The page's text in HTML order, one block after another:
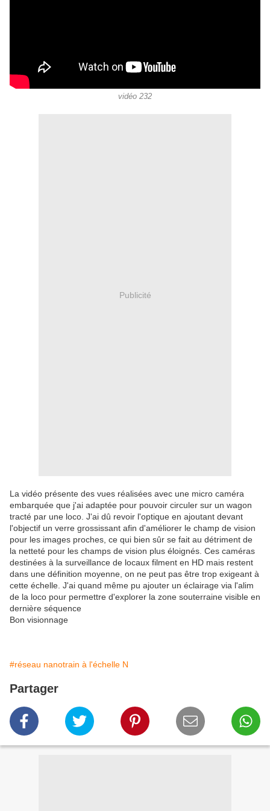
vidéo 232
Publicité
La vidéo présente des vues réalisées avec une micro caméra
embarquée que j'ai adaptée pour pouvoir circuler sur un wagon
tracté par une loco. J'ai dû revoir l'optique en ajoutant devant
l'objectif un verre grossissant afin d'améliorer le champ de vision
pour les images proches, ce qui bien sûr se fait au détriment de
la netteté pour les champs de vision plus éloignés. Ces caméras
destinées à la surveillance de locaux filment en HD mais restent
dans une définition moyenne, on ne peut pas être trop exigeant à
cette échelle. J'ai quand même pu ajouter un éclairage via l'alim
de la loco pour permettre d'explorer la zone souterraine visible en
dernière séquence
Bon visionnage
#réseau nanotrain à l'échelle N
Partager